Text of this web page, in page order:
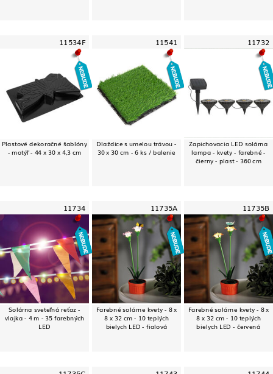
11534F
Plastové dekoračné šablóny
- motýľ - 44 x 30 x 4,3 cm
11541
Dlaždice s umelou trávou -
30 x 30 cm - 6 ks / balenie
11732
Zapichovacia LED solárna
lampa - kvety - farebné -
čierny - plast - 360 cm
11734
Solárna sveteľná reťaz -
vlajka - 4 m - 35 farebných
LED
11735A
Farebné solárne kvety - 8 x
8 x 32 cm - 10 teplých
bielych LED - fialová
11735B
Farebné solárne kvety - 8 x
8 x 32 cm - 10 teplých
bielych LED - červená